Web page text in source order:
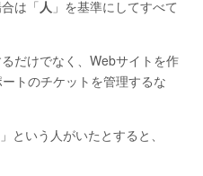
は「 人 」を基準にしてすべて
だけでなく、Webサイトを作
トのチケットを管理するな
という人がいたとすると、